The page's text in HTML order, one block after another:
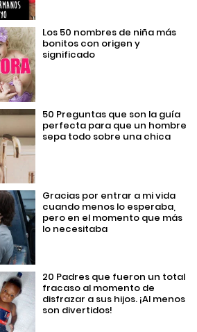
Los 50 nombres de niña más
bonitos con origen y
significado
50 Preguntas que son la guía
perfecta para que un hombre
sepa todo sobre una chica
Gracias por entrar a mi vida
cuando menos lo esperaba,
pero en el momento que más
lo necesitaba
20 Padres que fueron un total
fracaso al momento de
disfrazar a sus hijos. ¡Al menos
son divertidos!